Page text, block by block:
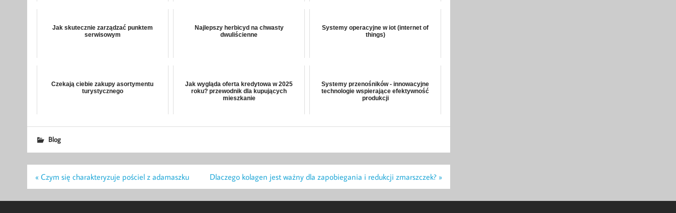
Jak skutecznie zarządzać punktem
serwisowym
Najlepszy herbicyd na chwasty
dwuliścienne
Systemy operacyjne w iot (internet of
things)
Czekają ciebie zakupy asortymentu
turystycznego
Jak wygląda oferta kredytowa w 2025
roku? przewodnik dla kupujących
mieszkanie
Systemy przenośników - innowacyjne
technologie wspierające efektywność
produkcji
Blog
Nawigacja
wpisu
« Czym się charakteryzuje pościel z adamaszku Dlaczego kolagen jest ważny dla zapobiegania i redukcji zmarszczek? »